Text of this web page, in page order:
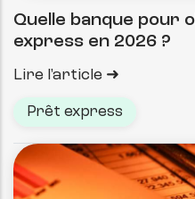
Quelle banque pour
express en 2026 ?
Lire l'article
Prêt express